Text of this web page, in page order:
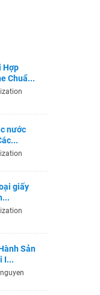
Hợp
Chuẩ...
nước
giấy
Sản
I...